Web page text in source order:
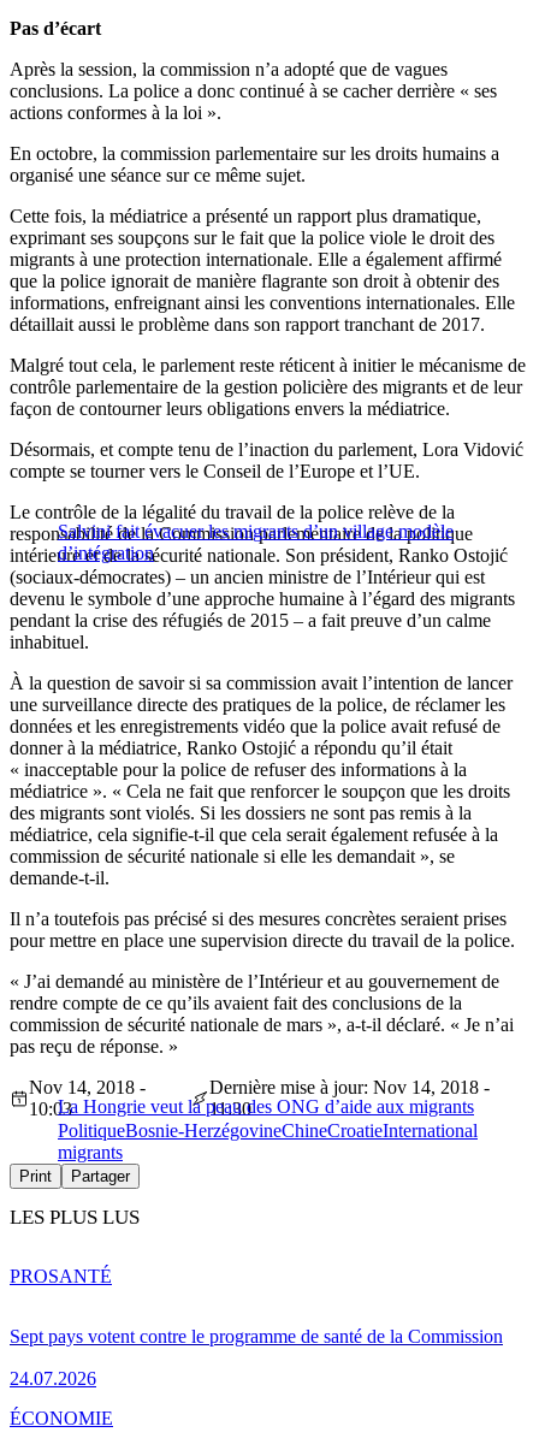
Pas d’écart
Après la session, la commission n’a adopté que de vagues
conclusions. La police a donc continué à se cacher derrière « ses
actions conformes à la loi ».
En octobre, la commission parlementaire sur les droits humains a
organisé une séance sur ce même sujet.
Cette fois, la médiatrice a présenté un rapport plus dramatique,
exprimant ses soupçons sur le fait que la police viole le droit des
migrants à une protection internationale. Elle a également affirmé
que la police ignorait de manière flagrante son droit à obtenir des
informations, enfreignant ainsi les conventions internationales. Elle
détaillait aussi le problème dans son rapport tranchant de 2017.
Malgré tout cela, le parlement reste réticent à initier le mécanisme de
contrôle parlementaire de la gestion policière des migrants et de leur
façon de contourner leurs obligations envers la médiatrice.
Désormais, et compte tenu de l’inaction du parlement, Lora Vidović
compte se tourner vers le Conseil de l’Europe et l’UE.
Salvini fait évacuer les migrants d’un village modèle
d’intégration
Le contrôle de la légalité du travail de la police relève de la
responsabilité de la Commission parlementaire de la politique
intérieure et de la sécurité nationale. Son président, Ranko Ostojić
(sociaux-démocrates) – un ancien ministre de l’Intérieur qui est
devenu le symbole d’une approche humaine à l’égard des migrants
pendant la crise des réfugiés de 2015 – a fait preuve d’un calme
inhabituel.
À la question de savoir si sa commission avait l’intention de lancer
une surveillance directe des pratiques de la police, de réclamer les
données et les enregistrements vidéo que la police avait refusé de
donner à la médiatrice, Ranko Ostojić a répondu qu’il était
« inacceptable pour la police de refuser des informations à la
médiatrice ». « Cela ne fait que renforcer le soupçon que les droits
des migrants sont violés. Si les dossiers ne sont pas remis à la
médiatrice, cela signifie-t-il que cela serait également refusée à la
commission de sécurité nationale si elle les demandait », se
demande-t-il.
Il n’a toutefois pas précisé si des mesures concrètes seraient prises
pour mettre en place une supervision directe du travail de la police.
« J’ai demandé au ministère de l’Intérieur et au gouvernement de
rendre compte de ce qu’ils avaient fait des conclusions de la
commission de sécurité nationale de mars », a-t-il déclaré. « Je n’ai
pas reçu de réponse. »
La Hongrie veut la peau des ONG d’aide aux migrants
Nov 14, 2018 -
10:03
Dernière mise à jour: Nov 14, 2018 -
11:30
PolitiqueBosnie-HerzégovineChineCroatieInternational
migrants
Print Partager
LES PLUS LUS
Sept pays votent contre le programme de santé de la Commission
24.07.2026
PROSANTÉ
ÉCONOMIE